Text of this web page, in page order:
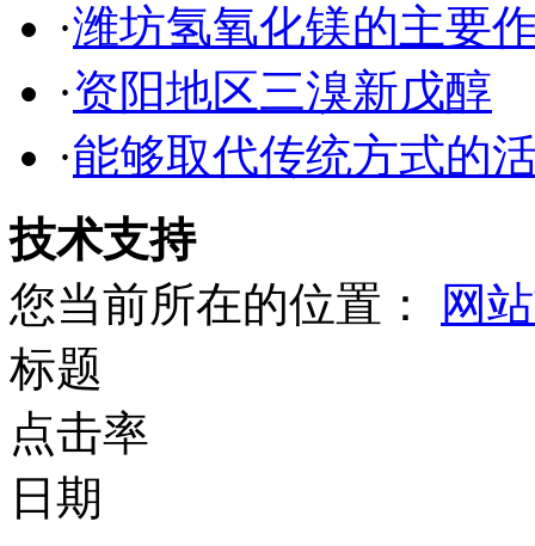
·潍坊氢氧化镁的主要
·资阳地区三溴新戊醇
·能够取代传统方式的
技术支持
您当前所在的位置：
网
标题
点击率
日期